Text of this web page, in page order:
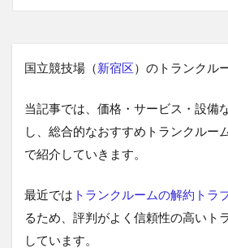
国立競技場（新宿区）のトランクル
当記事では、価格・サービス・設備
し、総合的なおすすめトランクルー
で紹介していきます。
最近では トランクルームの解約トラ
るため、評判がよく信頼性の高いト
しています。